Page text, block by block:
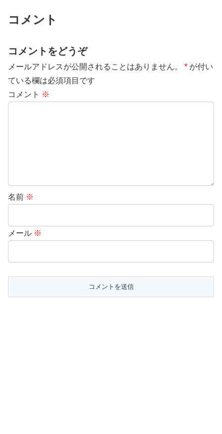
コメント
コメントをどうぞ
メールアドレスが公開されることはありません。 * が付い
ている欄は必須項目です
コメント ※
名前 ※
メール ※